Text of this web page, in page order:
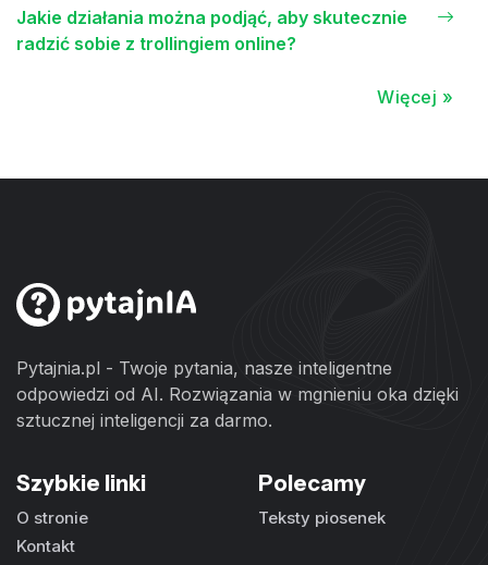
Jakie działania można podjąć, aby skutecznie
radzić sobie z trollingiem online?
Więcej »
Pytajnia.pl - Twoje pytania, nasze inteligentne
odpowiedzi od AI. Rozwiązania w mgnieniu oka dzięki
sztucznej inteligencji za darmo.
Szybkie linki
O stronie
Kontakt
Polecamy
Teksty piosenek